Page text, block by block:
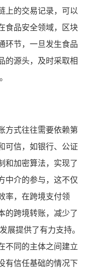
上的交易记录，可以
食品安全领域，区块
环节，一旦发生食品
的源头，及时采取相
方式往往需要依赖第
可信，如银行、公证
和加密算法，实现了
中介的参与，这不仅
率，在跨境支付领
的跨境转账，减少了
展提供了有力支持。
不同的主体之间建立
有信任基础的情况下